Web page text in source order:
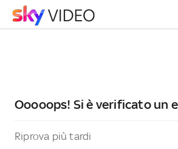
Ooooops! Si è verificato un
Riprova più tardi